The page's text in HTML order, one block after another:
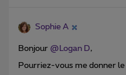
Sophie A
Bonjour ​ @Logan D,
Pourriez-vous me donner